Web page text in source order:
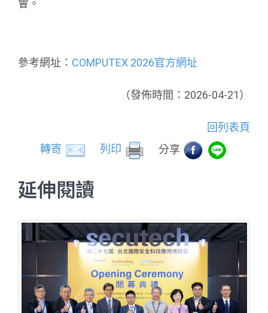
會。
參考網址： COMPUTEX 2026官方網址
（發佈時間：2026-04-21）
回列表頁
轉寄
列印 分享
延伸閱讀